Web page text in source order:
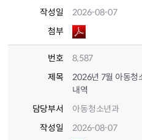
작성일
2026-08-07
첨부
번호
8,587
제목
2026년 7월 아동청
내역
담당부서
아동청소년과
작성일
2026-08-07